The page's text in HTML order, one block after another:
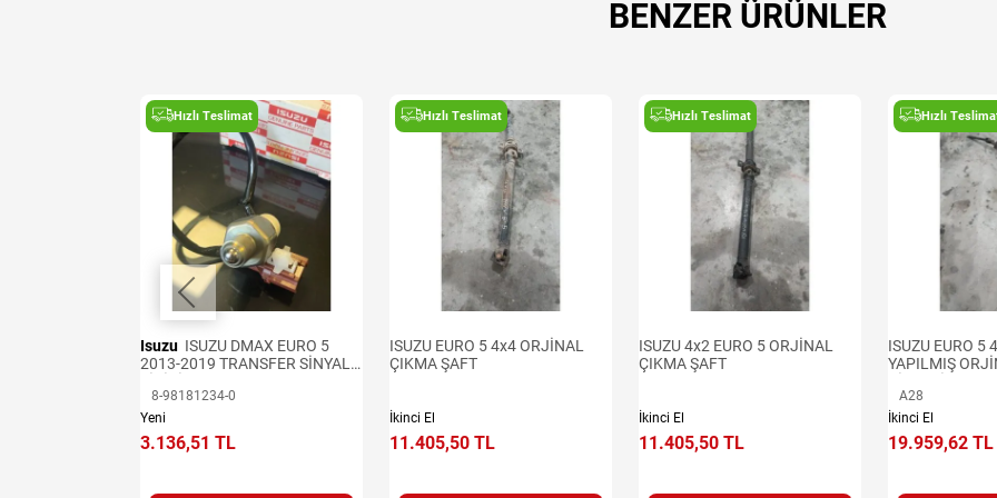
BENZER ÜRÜNLER
Hızlı Teslimat
Isuzu
2013-2019 TRANSFER SİNYAL
8-98181234-0
Yeni
3.136,51 TL
Hızlı Teslimat
ISUZU EURO 5 4x4 ORJİNAL
ÇIKMA ŞAFT
İkinci El
11.405,50 TL
Hızlı Teslimat
ISUZU 4x2 EURO 5 ORJİNAL
ÇIKMA ŞAFT
İkinci El
11.405,50 TL
Hızlı
ISUZU EURO 5
YAPILMIŞ
A28
İkinci El
19.959,62 TL